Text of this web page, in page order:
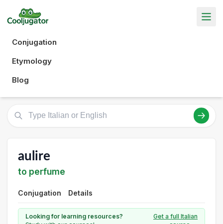
Conjugation
Etymology
Blog
aulire
to perfume
Conjugation Details
Looking for learning resources?
Get a full Italian